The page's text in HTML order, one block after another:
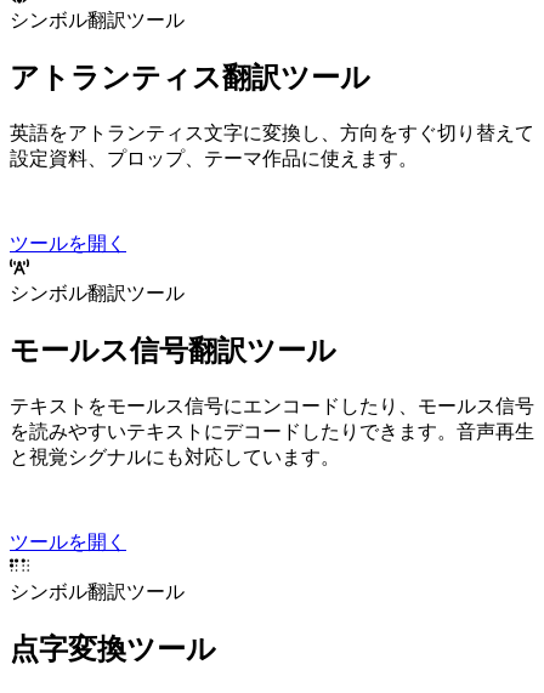
シンボル翻訳ツール
アトランティス翻訳ツール
英語をアトランティス文字に変換し、方向をすぐ切り替えて
設定資料、プロップ、テーマ作品に使えます。
ツールを開く
シンボル翻訳ツール
モールス信号翻訳ツール
テキストをモールス信号にエンコードしたり、モールス信号
を読みやすいテキストにデコードしたりできます。音声再生
と視覚シグナルにも対応しています。
ツールを開く
シンボル翻訳ツール
点字変換ツール